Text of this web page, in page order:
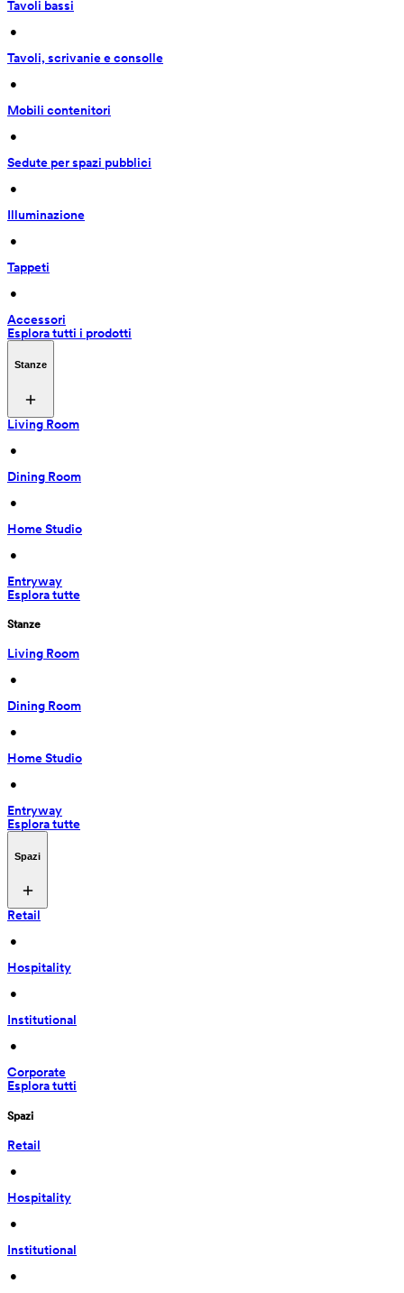
Tavoli bassi
•
Tavoli, scrivanie e consolle
•
Mobili contenitori
•
Sedute per spazi pubblici
•
Illuminazione
•
Tappeti
•
Accessori
Esplora tutti i prodotti
Stanze
Living Room
•
Dining Room
•
Home Studio
•
Entryway
Esplora tutte
Stanze
Living Room
•
Dining Room
•
Home Studio
•
Entryway
Esplora tutte
Spazi
Retail
•
Hospitality
•
Institutional
•
Corporate
Esplora tutti
Spazi
Retail
•
Hospitality
•
Institutional
•